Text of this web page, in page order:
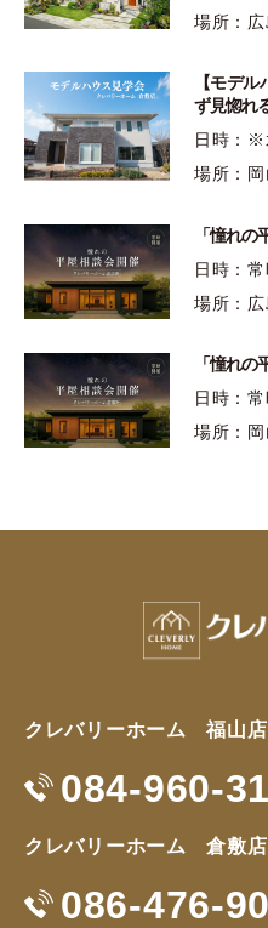
場所：
【モデ
ず見惚れ
日時：※
場所：
「憧れ
日時：
場所：
「憧れ
日時：
場所：
クレバリーホーム 福山店
084-960-
クレバリーホーム 倉敷店
086-476-